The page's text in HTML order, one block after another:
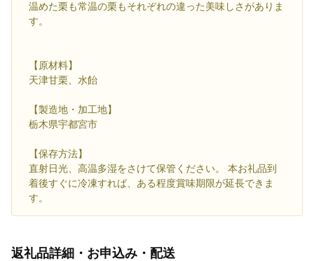
温めた栗も常温の栗もそれぞれの違った美味しさがありま
す。
【原材料】
天津甘栗、水飴
【製造地・加工地】
栃木県宇都宮市
【保存方法】
直射日光、高温多湿をさけて保管ください。 本お礼品到
着後すぐに冷凍すれば、ある程度賞味期限が延長できま
す。
返礼品詳細・お申込み・配送